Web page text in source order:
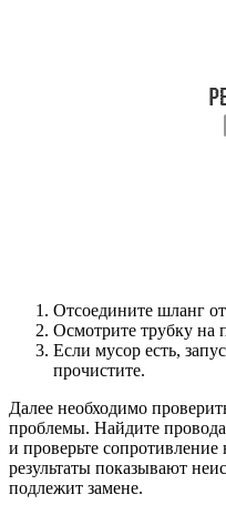
Отсоедините шланг
Осмотрите трубку на
Если мусор есть,
прочистите.
Далее необходимо
проблемы. Найдите
и проверьте
результаты показывают
подлежит замене.